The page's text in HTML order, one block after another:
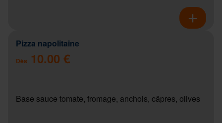
Pizza napolitaine
Dès 10.00 €
Base sauce tomate, fromage, anchois, câpres, olives